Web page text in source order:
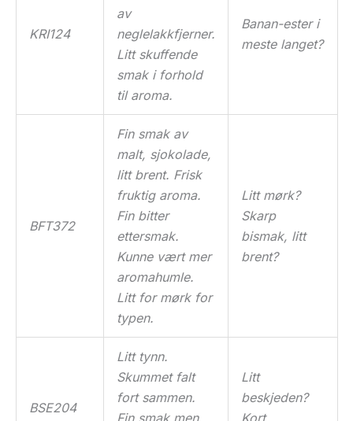
KRI124
av
neglelakkfjerner.
Litt skuffende
smak i forhold
til aroma.
Banan-ester i
meste langet?
BFT372
Fin smak av
malt, sjokolade,
litt brent. Frisk
fruktig aroma.
Fin bitter
ettersmak.
Kunne vært mer
aromahumle.
Litt for mørk for
typen.
Litt mørk?
Skarp
bismak, litt
brent?
BSE204
Litt tynn.
Skummet falt
fort sammen.
Litt
beskjeden?